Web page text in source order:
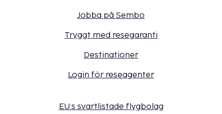
Jobba på Sembo
Tryggt med resegaranti
Destinationer
Login för reseagenter
EU:s svartlistade flygbolag